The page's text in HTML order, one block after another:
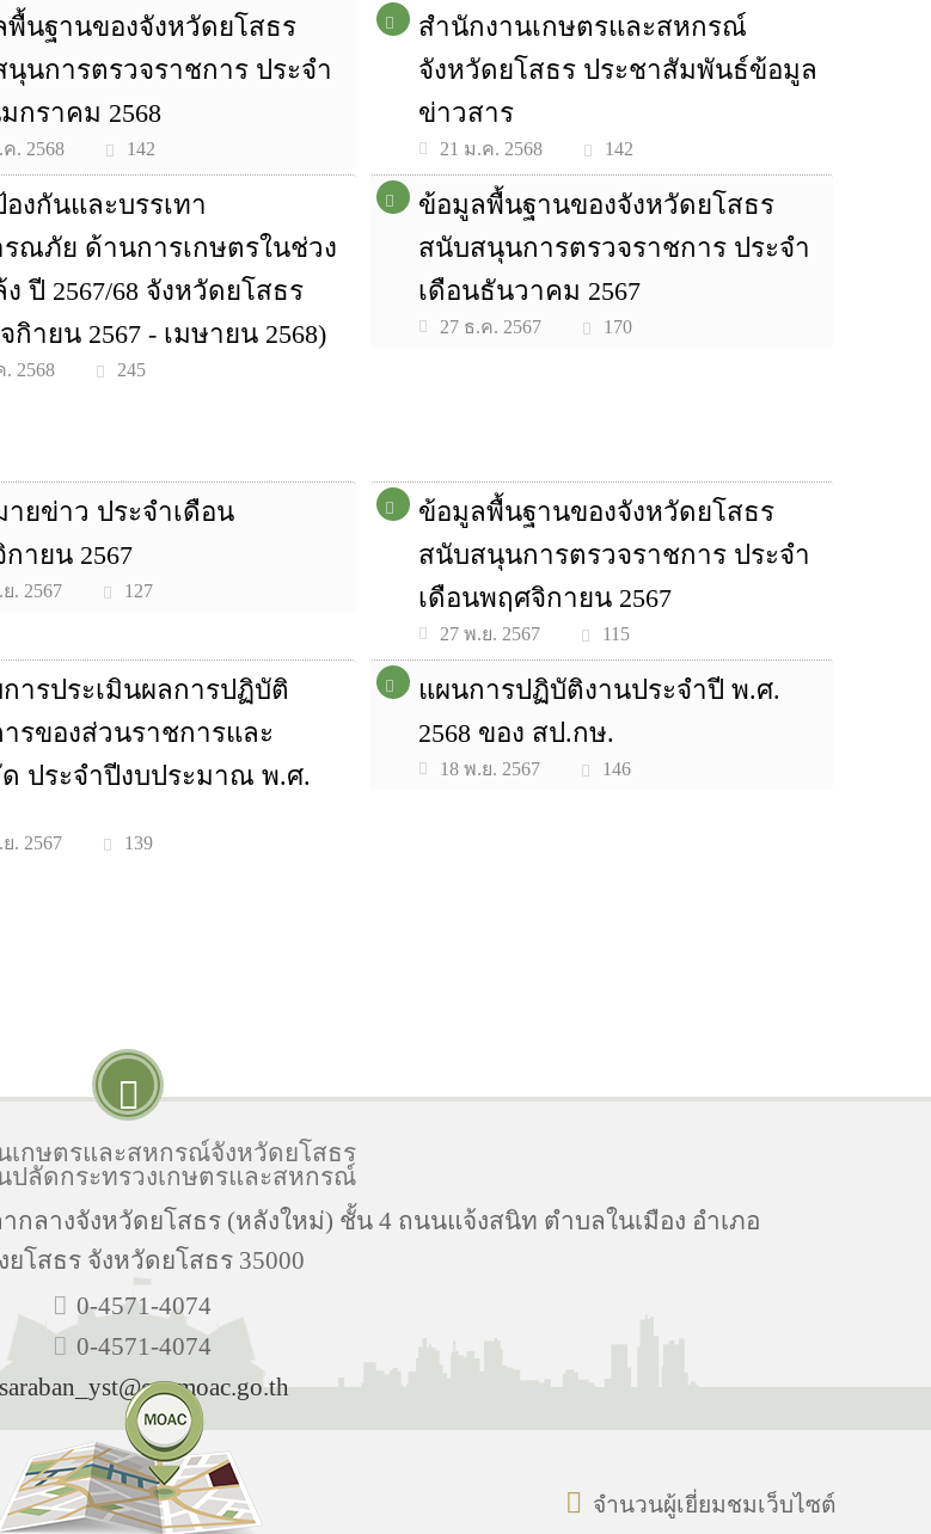
นฐานของจังหวัดยโสธร
นการตรวจราชการ ประจำ
กราคม 2568
. 2568 142
สำนักงานเกษตรและสหกรณ์
จังหวัดยโสธร ประชาสัมพันธ์ข้อมูล
ข่าวสาร
21 ม.ค. 2568 142
งกันและบรรเทา
ณภัย ด้านการเกษตรในช่วง
ปี 2567/68 จังหวัดยโสธร
กิายน 2567 - เมษายน 2568)
2568 245
ข้อมูลพื้นฐานของจังหวัดยโสธร
สนับสนุนการตรวจราชการ ประจำ
เดือนธันวาคม 2567
27 ธ.ค. 2567 170
ยข่าว ประจำเดือน
ายน 2567
. 2567 127
ข้อมูลพื้นฐานของจังหวัดยโสธร
สนับสนุนการตรวจราชการ ประจำ
เดือนพฤศจิกายน 2567
27 พ.ย. 2567 115
ารประเมินผลการปฏิบัติ
รของส่วนราชการและ
ประจำปีงบประมาณ พ.ศ.
. 2567 139
แผนการปฏิบัติงานประจำปี พ.ศ.
2568 ของ สป.กษ.
18 พ.ย. 2567 146
เกษตรและสหกรณ์จังหวัดยโสธร
ปลัดกระทรวงเกษตรและสหกรณ์
ลางจังหวัดยโสธร (หลังใหม่) ชั้น 4 ถนนแจ้งสนิท ตำบลในเมือง อำเภอ
ยโสธร จังหวัดยโสธร 35000
0-4571-4074
0-4571-4074
saraban_yst@opsmoac.go.th
จำนวนผู้เยี่ยมชมเว็บไซต์